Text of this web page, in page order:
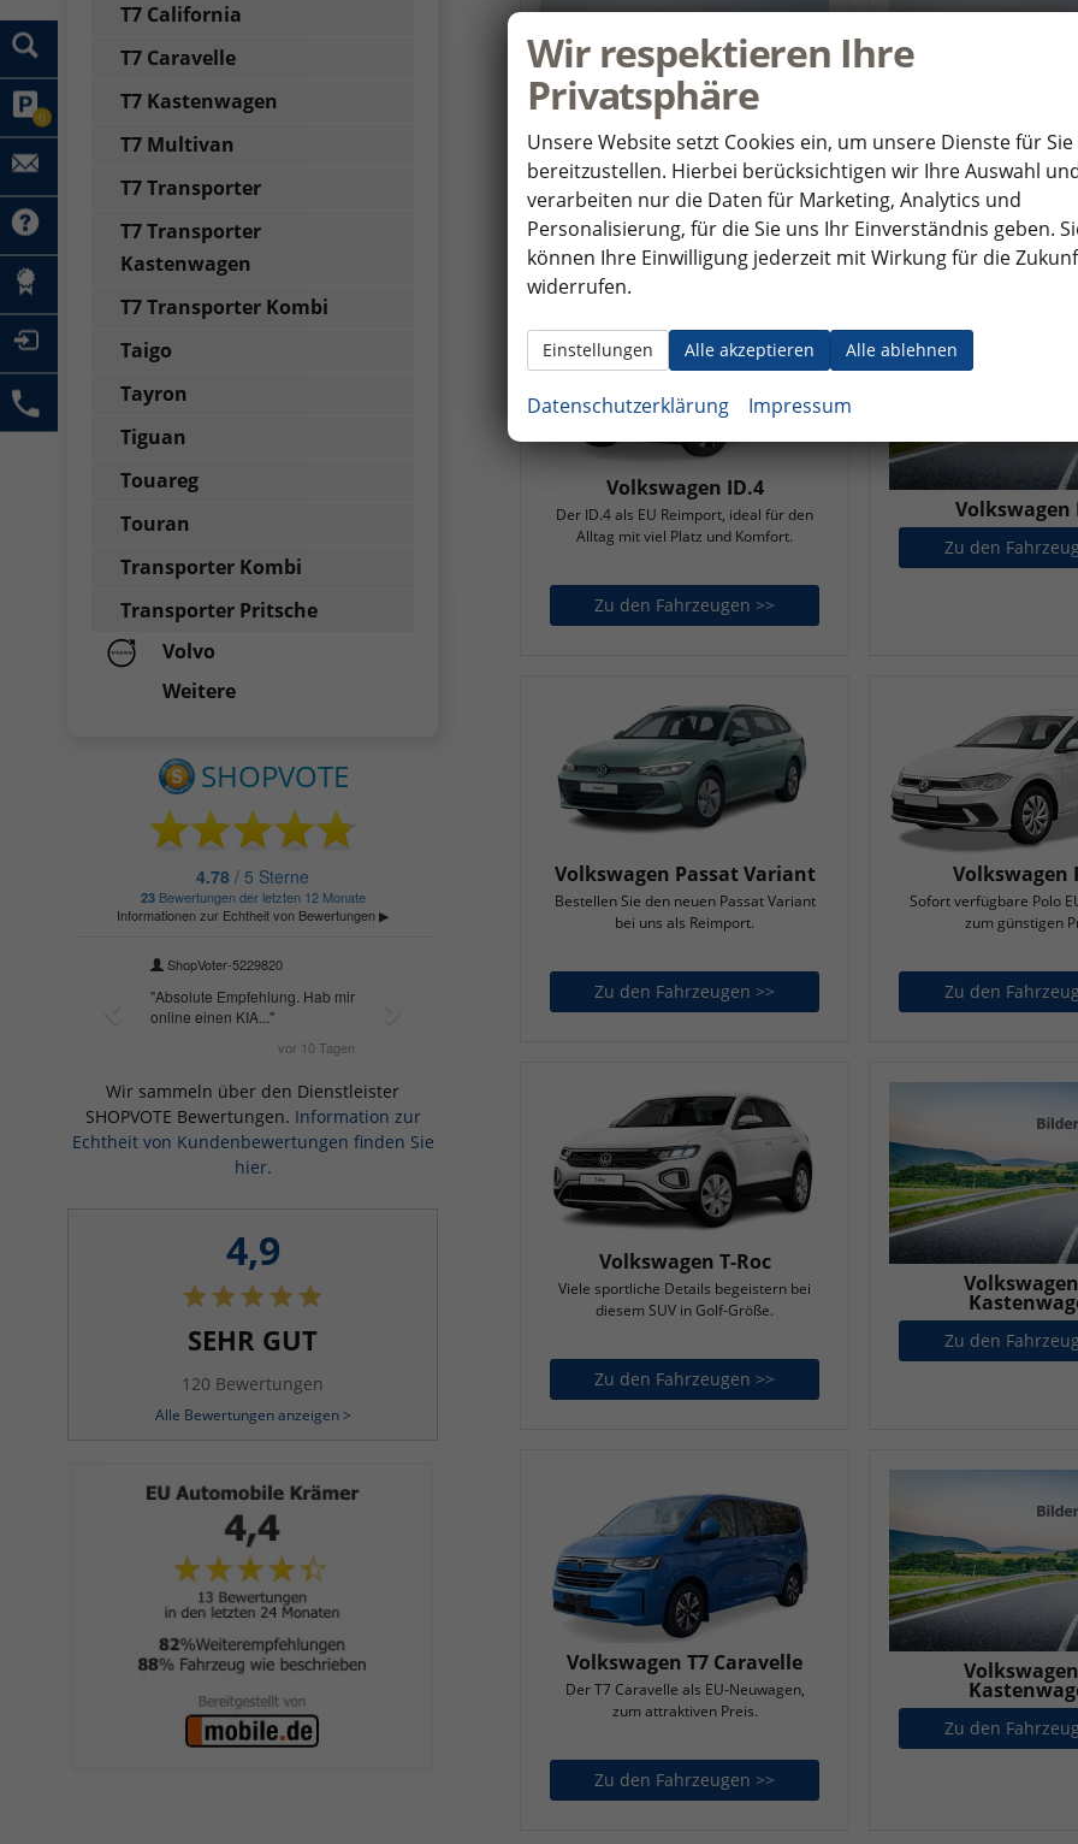
0
Volkswagen ID. BUZZ
Zu den Fahrzeugen >> Volkswagen ID. BUZZ
Volkswagen ID.
Zu den
Volkswagen ID.4
Der ID.4 als EU Reimport, ideal für den
Alltag mit viel Platz und Komfort.
Zu den Fahrzeugen >>
Volkswagen
Zu den
Volkswagen Passat Variant
Bestellen Sie den neuen Passat Variant
bei uns als Reimport.
Zu den Fahrzeugen >> Volkswagen Passat Variant
Volkswagen
Sofort verfügbare Polo
zum günstigen
Zu den
Volkswagen T-Roc
Viele sportliche Details begeistern bei
diesem SUV in Golf-Größe.
Zu den Fahrzeugen >>
Zu den
Volkswagen T7 Caravelle
Der T7 Caravelle als EU-Neuwagen,
zum attraktiven Preis.
Zu den Fahrzeugen >>
Zu den
T7 California
T7 Caravelle
T7 Kastenwagen
T7 Multivan
T7 Transporter
T7 Transporter
Kastenwagen
T7 Transporter Kombi
Taigo
Tayron
Tiguan
Touareg
Touran
Transporter Kombi
Transporter Pritsche
Volvo
Weitere
Wir sammeln über den Dienstleister
SHOPVOTE Bewertungen. Information zur
Echtheit von Kundenbewertungen finden Sie
hier.
4,9
SEHR GUT
120 Bewertungen
Alle Bewertungen anzeigen >
Wir respektieren Ihre
Privatsphäre
Unsere Website setzt Cookies ein, um unsere Dienste für Sie
bereitzustellen. Hierbei berücksichtigen wir Ihre Auswahl
verarbeiten nur die Daten für Marketing, Analytics und
Personalisierung, für die Sie uns Ihr Einverständnis geben.
können Ihre Einwilligung jederzeit mit Wirkung für die
widerrufen.
Alle akzeptieren Alle ablehnen
Einstellungen
Datenschutzerklärung Impressum